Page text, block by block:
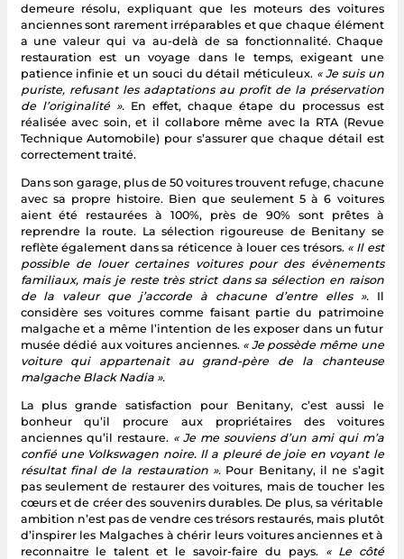
demeure résolu, expliquant que les moteurs des voitures
anciennes sont rarement irréparables et que chaque élément
a une valeur qui va au-delà de sa fonctionnalité. Chaque
restauration est un voyage dans le temps, exigeant une
patience infinie et un souci du détail méticuleux. « Je suis un
puriste, refusant les adaptations au profit de la préservation
de l’originalité ».En effet, chaque étape du processus est
réalisée avec soin, et il collabore même avec la RTA (Revue
Technique Automobile) pour s’assurer que chaque détail est
correctement traité.
Dans son garage, plus de 50 voitures trouvent refuge, chacune
avec sa propre histoire. Bien que seulement 5 à 6 voitures
aient été restaurées à 100%, près de 90% sont prêtes à
reprendre la route. La sélection rigoureuse de Benitany se
reflète également dans sa réticence à louer ces trésors. « Il est
possible de louer certaines voitures pour des évènements
familiaux, mais je reste très strict dans sa sélection en raison
de la valeur que j’accorde à chacune d’entre elles ».Il
considère ses voitures comme faisant partie du patrimoine
malgache et a même l’intention de les exposer dans un futur
musée dédié aux voitures anciennes. « Je possède même une
voiture qui appartenait au grand-père de la chanteuse
malgache Black Nadia ».
La plus grande satisfaction pour Benitany, c’est aussi le
bonheur qu’il procure aux propriétaires des voitures
anciennes qu’il restaure. « Je me souviens d’un ami qui m’a
confié une Volkswagen noire. Il a pleuré de joie en voyant le
résultat final de la restauration ». Pour Benitany, il ne s’agit
pas seulement de restaurer des voitures, mais de toucher les
cœurs et de créer des souvenirs durables. De plus, sa véritable
ambition n’est pas de vendre ces trésors restaurés, mais plutôt
d’inspirer les Malgaches à chérir leurs voitures anciennes et à
reconnaitre le talent et le savoir-faire du pays. « Le côté